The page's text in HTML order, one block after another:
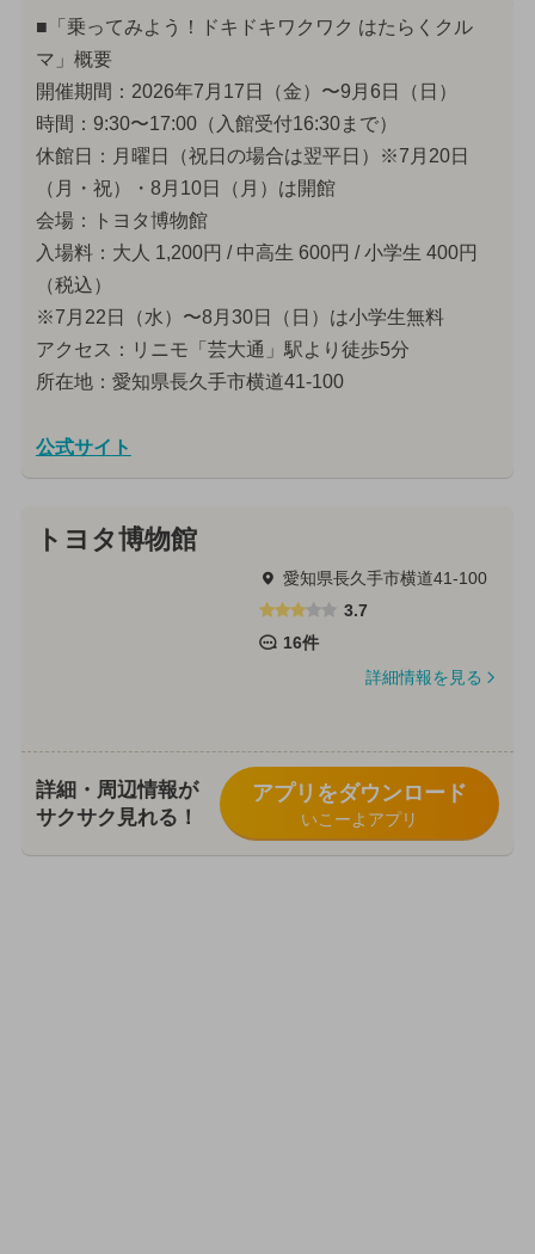
■「乗ってみよう！ドキドキワクワク はたらくクル
マ」概要
開催期間：2026年7月17日（金）〜9月6日（日）
時間：9:30〜17:00（入館受付16:30まで）
休館日：月曜日（祝日の場合は翌平日）※7月20日
（月・祝）・8月10日（月）は開館
会場：トヨタ博物館
入場料：大人 1,200円 / 中高生 600円 / 小学生 400円
（税込）
※7月22日（水）〜8月30日（日）は小学生無料
アクセス：リニモ「芸大通」駅より徒歩5分
所在地：愛知県長久手市横道41-100
公式サイト
トヨタ博物館
愛知県長久手市横道41-100
3.7
16件
詳細情報を見る
詳細・周辺情報が
サクサク見れる！
アプリをダウンロード
いこーよアプリ